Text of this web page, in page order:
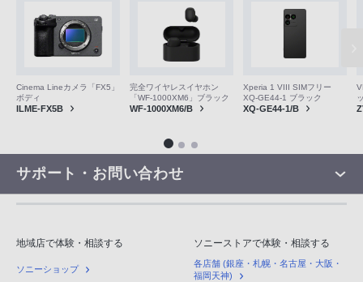
Cinema Lineカメラ「FX5」
ボディ
ILME-FX5B
完全ワイヤレスイヤホン
「WF-1000XM6」ブラック
WF-1000XM6/B
Xperia 1 VIII SIMフリー
XQ-GE44-1 ブラック
XQ-GE44-1/B
サポート・お問い合わせ
地域店で体験・相談する
ソニーショップ
ソニーストアで体験・相談する
各店舗 (銀座・札幌・名古屋・大阪・
福岡天神)